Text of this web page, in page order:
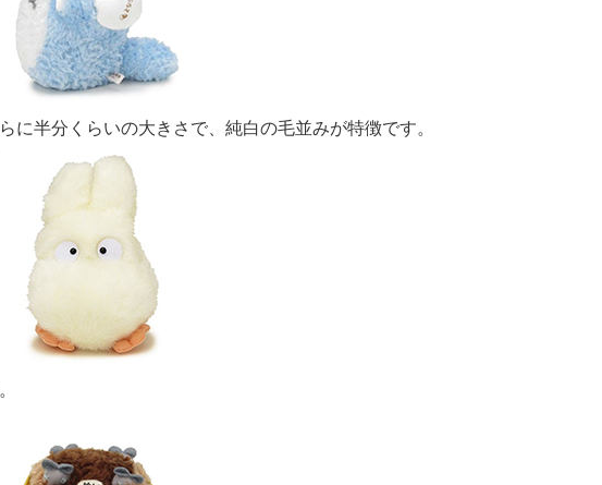
半分くらいの大きさで、純白の毛並みが特徴です。